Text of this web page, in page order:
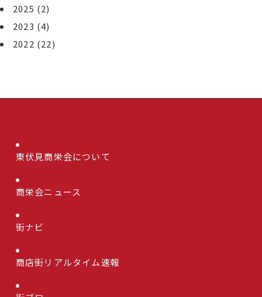
2025 (2)
2023 (4)
2022 (22)
東伏見商栄会について
商栄会ニュース
街ナビ
商店街リアルタイム速報